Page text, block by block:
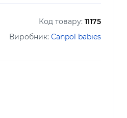
Код товару: 11175
Виробник: Canpol babies